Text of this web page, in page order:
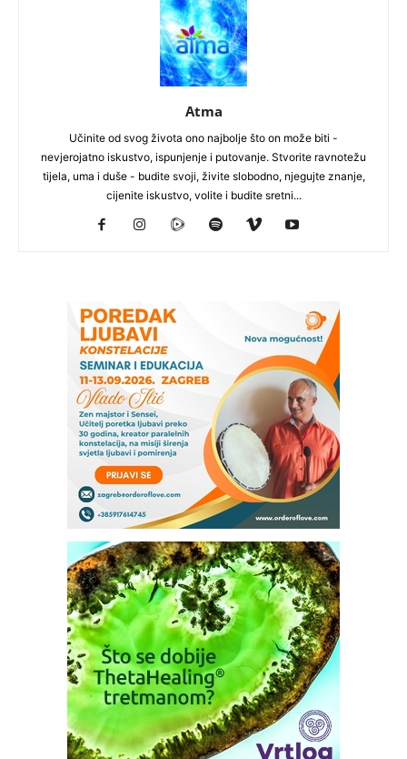
Atma
Učinite od svog života ono najbolje što on može biti -
nevjerojatno iskustvo, ispunjenje i putovanje. Stvorite ravnotežu
tijela, uma i duše - budite svoji, živite slobodno, njegujte znanje,
cijenite iskustvo, volite i budite sretni...